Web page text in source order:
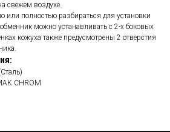
свежем воздухе.
или полностью разбираться для установки
можно устанавливать с 2-х боковых
кожуха также предусмотрены 2 отверстия
CHROM